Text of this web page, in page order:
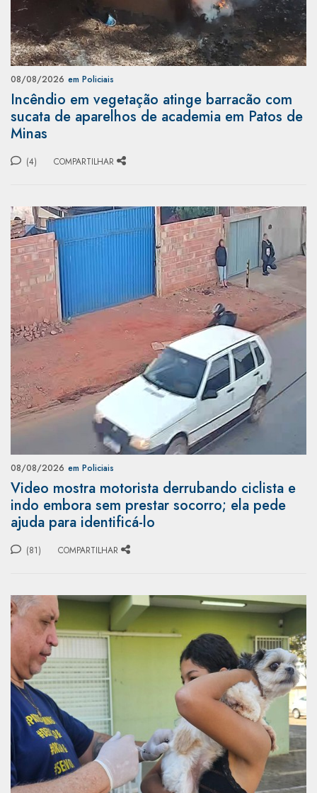
08/08/2026 em Policiais
Incêndio em vegetação atinge barracão com
sucata de aparelhos de academia em Patos de
Minas
(4) COMPARTILHAR
08/08/2026 em Policiais
Video mostra motorista derrubando ciclista e
indo embora sem prestar socorro; ela pede
ajuda para identificá-lo
(81) COMPARTILHAR